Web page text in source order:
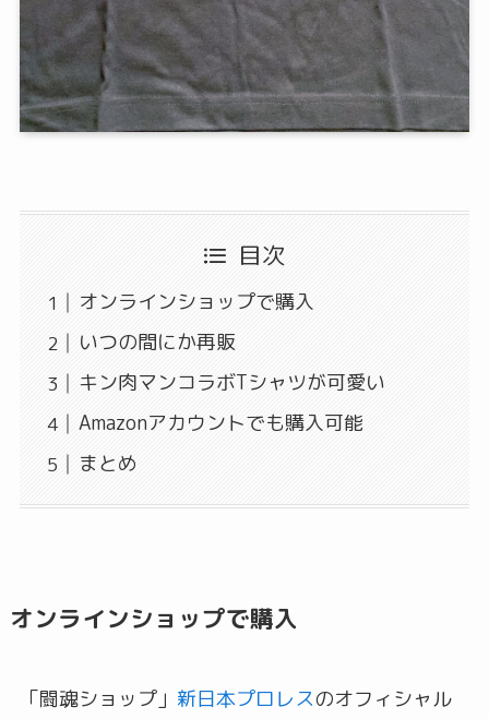
目次
オンラインショップで購入
いつの間にか再販
キン肉マンコラボTシャツが可愛い
Amazonアカウントでも購入可能
まとめ
オンラインショップで購入
「闘魂ショップ」 新日本プロレスのオフィシャル